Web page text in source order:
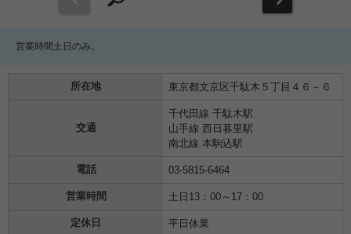
営業時間土日のみ。
所在地 東京都文京区千駄木５丁目４６－６
交通
千代田線 千駄木駅
山手線 西日暮里駅
南北線 本駒込駅
電話 03-5815-6464
営業時間 土日13：00～17：00
定休日 平日休業